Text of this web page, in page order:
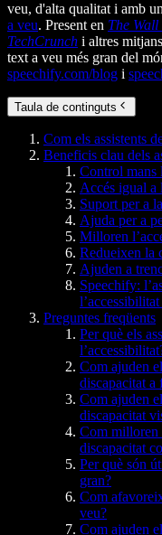
veu, d'alta qualitat i amb
a veu. Present en The
TechCrunch i altres
text a veu més gran del
speechify.com/blog i
Taula de continguts
Com els assistents
Beneficis clau dels
Control mans
Accés igual
Suport per a
Ajuda per a
Milloren
Redueixen la
Ajuden a
Speechify:
l’accessibilitat
Preguntes freqüents
Per què els
Com ajuden
discapacitat a
Com ajuden
discapacitat
Com milloren
discapacitat
Per què són
gran?
Com
veu?
Com ajuden